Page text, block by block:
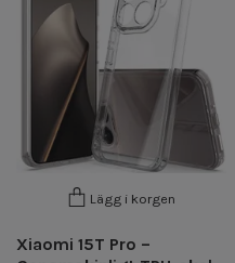
Lägg i korgen
Xiaomi 15T Pro –